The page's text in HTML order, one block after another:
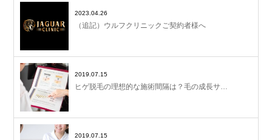
2023.04.26
（追記）ウルフクリニックご契約者様へ
2019.07.15
ヒゲ脱毛の理想的な施術間隔は？毛の成長サ…
2019.07.15